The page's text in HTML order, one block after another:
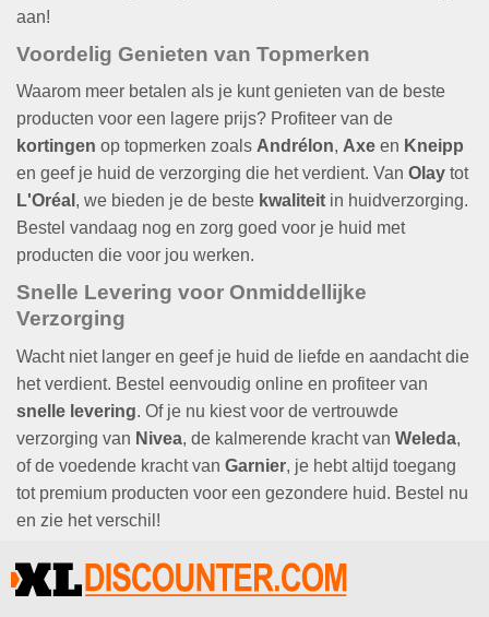
aan!
Voordelig Genieten van Topmerken
Waarom meer betalen als je kunt genieten van de beste
producten voor een lagere prijs? Profiteer van de
kortingen op topmerken zoals Andrélon, Axe en Kneipp
en geef je huid de verzorging die het verdient. Van Olay tot
L'Oréal , we bieden je de beste kwaliteit in huidverzorging.
Bestel vandaag nog en zorg goed voor je huid met
producten die voor jou werken.
Snelle Levering voor Onmiddellijke
Verzorging
Wacht niet langer en geef je huid de liefde en aandacht die
het verdient. Bestel eenvoudig online en profiteer van
snelle levering. Of je nu kiest voor de vertrouwde
verzorging van Nivea, de kalmerende kracht van Weleda,
of de voedende kracht van Garnier, je hebt altijd toegang
tot premium producten voor een gezondere huid. Bestel nu
en zie het verschil!